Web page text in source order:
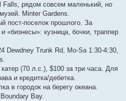
Falls, рядом совсем маленький, но
Minter Gardens.
пост-поселок прошлого. За
«бизнесы»: кузница, бочки, траппер
Dewdney Trunk Rd, Mo-Sa 1:30-4:30,
(70 л.с.), $100 за три часа. Для
и кредитка/дебетка.
в городок на берегу океана.
Bay.